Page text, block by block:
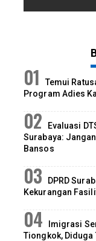
Temui
Program Adies
Evaluasi
Surabaya:
Bansos
DPRD
Kekurangan
Imigrasi
Tiongkok,